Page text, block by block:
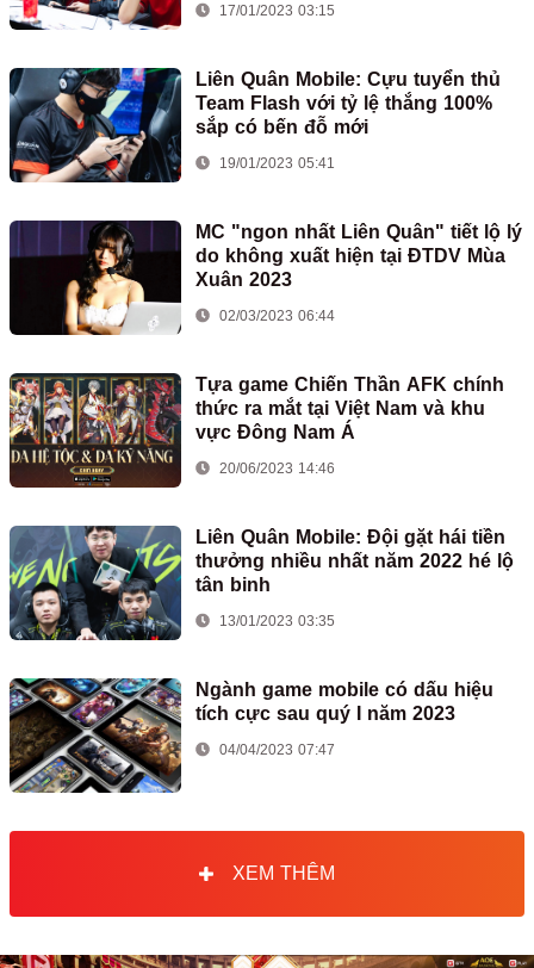
17/01/2023 03:15
Liên Quân Mobile: Cựu tuyển thủ
Team Flash với tỷ lệ thắng 100%
sắp có bến đỗ mới
19/01/2023 05:41
MC "ngon nhất Liên Quân" tiết lộ lý
do không xuất hiện tại ĐTDV Mùa
Xuân 2023
02/03/2023 06:44
Tựa game Chiến Thần AFK chính
thức ra mắt tại Việt Nam và khu
vực Đông Nam Á
20/06/2023 14:46
Liên Quân Mobile: Đội gặt hái tiền
thưởng nhiều nhất năm 2022 hé lộ
tân binh
13/01/2023 03:35
Ngành game mobile có dấu hiệu
tích cực sau quý I năm 2023
04/04/2023 07:47
XEM THÊM